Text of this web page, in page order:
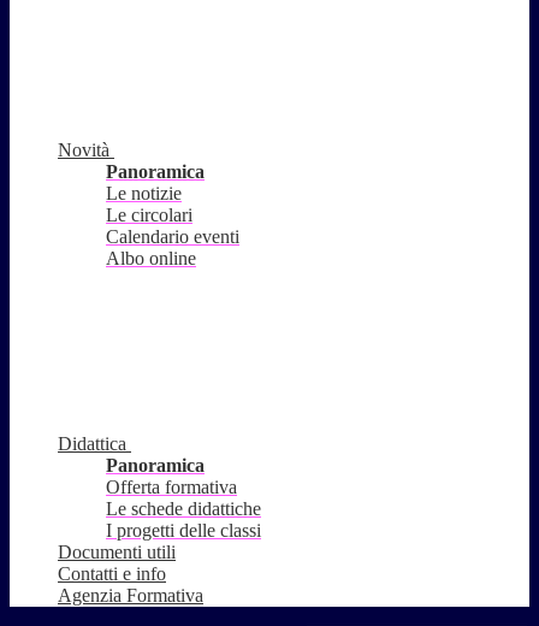
Novità
Panoramica
Le notizie
Le circolari
Calendario eventi
Albo online
Didattica
Panoramica
Offerta formativa
Le schede didattiche
I progetti delle classi
Documenti utili
Contatti e info
Agenzia Formativa